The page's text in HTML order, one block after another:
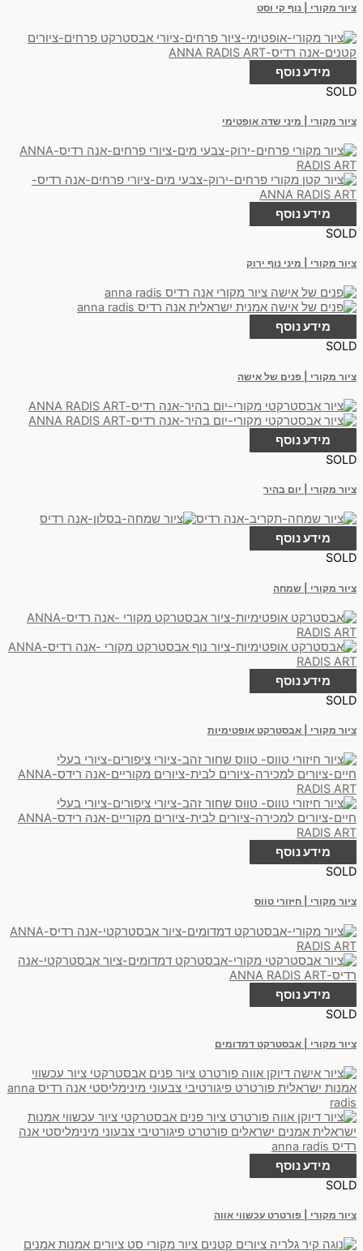
ציור מקורי | נוף קי וסט
מידע נוסף
SOLD
ציור מקורי | מיני שדה אופטימי
מידע נוסף
SOLD
ציור מקורי | מיני נוף ירוק
מידע נוסף
SOLD
ציור מקורי | פנים של אישה
מידע נוסף
SOLD
ציור מקורי | יום בהיר
מידע נוסף
SOLD
ציור מקורי | שמחה
מידע נוסף
SOLD
ציור מקורי | אבסטרקט אופטימיות
מידע נוסף
SOLD
ציור מקורי | חיזורי טווס
מידע נוסף
SOLD
ציור מקורי | אבסטרקט דמדומים
מידע נוסף
SOLD
ציור מקורי | פורטרט עכשווי אווה